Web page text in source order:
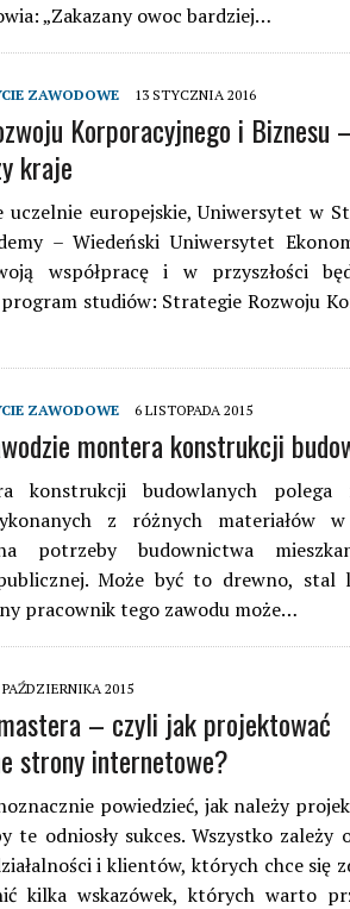
„Zakazany owoc bardziej…
ZAWODOWE 13 STYCZNIA 2016
Korporacyjnego i Biznesu
kraje
uczelnie europejskie, Uniwersytet w
– Wiedeński Uniwersytet
współpracę i w przyszłości
studiów: Strategie Rozwoju
ZAWODOWE 6 LISTOPADA 2015
montera konstrukcji
konstrukcji budowlanych polega
z różnych materiałów
potrzeby budownictwa
Może być to drewno, stal
pracownik tego zawodu może…
PAŹDZIERNIKA 2015
– czyli jak projektować
strony internetowe?
powiedzieć, jak należy
te odniosły sukces. Wszystko zależy
i klientów, których chce się
kilka wskazówek, których warto